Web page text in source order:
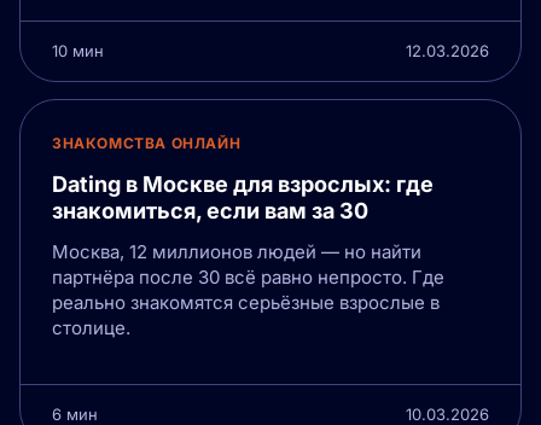
10 мин 12.03.2026
ЗНАКОМСТВА ОНЛАЙН
Dating в Москве для взрослых: где
знакомиться, если вам за 30
Москва, 12 миллионов людей — но найти
партнёра после 30 всё равно непросто. Где
реально знакомятся серьёзные взрослые в
столице.
6 мин 10.03.2026